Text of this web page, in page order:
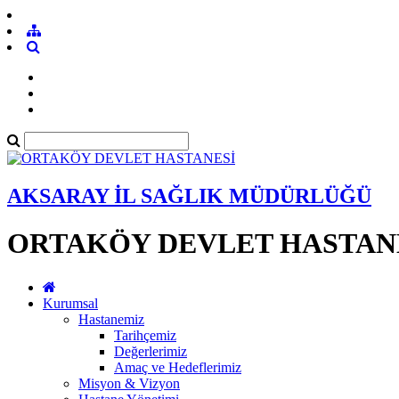
AKSARAY İL SAĞLIK MÜDÜRLÜĞÜ
ORTAKÖY DEVLET
Kurumsal
Hastanemiz
Tarihçemiz
Değerlerimiz
Amaç ve Hedeflerimiz
Misyon & Vizyon